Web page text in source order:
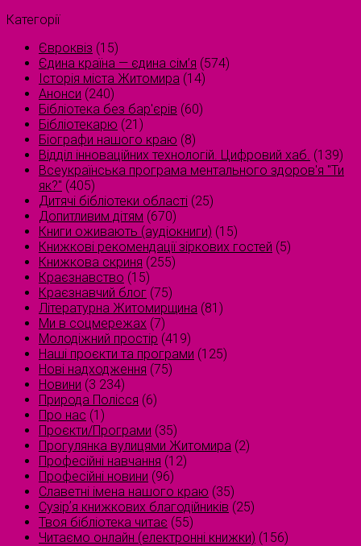
Категорії
Євроквіз (15)
Єдина країна — єдина сім’я (574)
Історія міста Житомира (14)
Анонси (240)
Бібліотека без бар'єрів (60)
Бібліотекарю (21)
Біографи нашого краю (8)
Відділ інноваційних технологій. Цифровий хаб. (139)
Всеукраїнська програма ментального здоров'я "Ти
як?" (405)
Дитячі бібліотеки області (25)
Допитливим дітям (670)
Книги оживають (аудіокниги) (15)
Книжкові рекомендації зіркових гостей (5)
Книжкова скриня (255)
Краєзнавство (15)
Краєзнавчий блог (75)
Літературна Житомирщина (81)
Ми в соцмережах (7)
Молодіжний простір (419)
Наші проєкти та програми (125)
Нові надходження (75)
Новини (3 234)
Природа Полісся (6)
Про нас (1)
Проєкти/Програми (35)
Прогулянка вулицями Житомира (2)
Професійні навчання (12)
Професійні новини (96)
Славетні імена нашого краю (35)
Сузірʼя книжкових благодійників (25)
Твоя бібліотека читає (55)
Читаємо онлайн (електронні книжки) (156)